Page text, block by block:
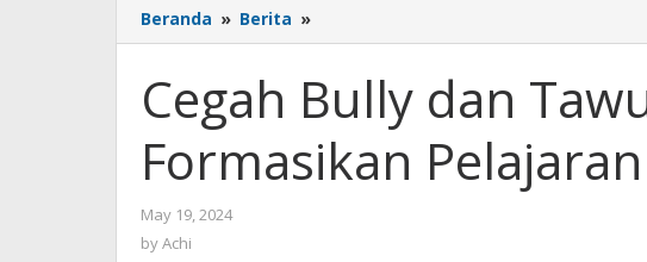
Beranda » Berita »
Bully
Tawuran
Dengan
Formasikan
Pelajaran
Cegah Bully dan
Formasikan
May 19, 2024
byAchi